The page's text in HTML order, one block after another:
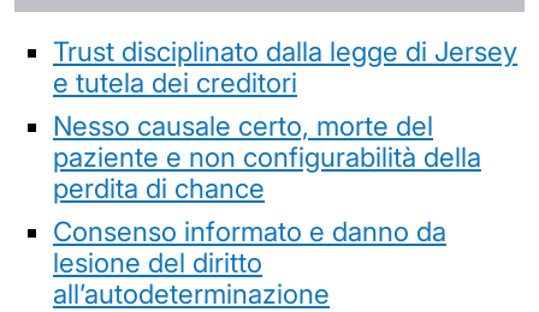
Trust disciplinato dalla legge di Jersey
e tutela dei creditori
Nesso causale certo, morte del
paziente e non configurabilità della
perdita di chance
Consenso informato e danno da
lesione del diritto
all’autodeterminazione